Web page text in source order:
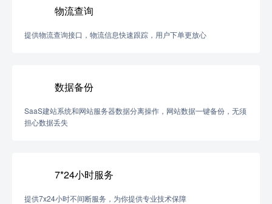
物流查询
提供物流查询接口，物流信息快速跟踪，用户下单更放心
数据备份
SaaS建站系统和网站服务器数据分离操作，网站数据一键备份，无须
担心数据丢失
7*24小时服务
提供7x24小时不间断服务，为你提供专业技术保障